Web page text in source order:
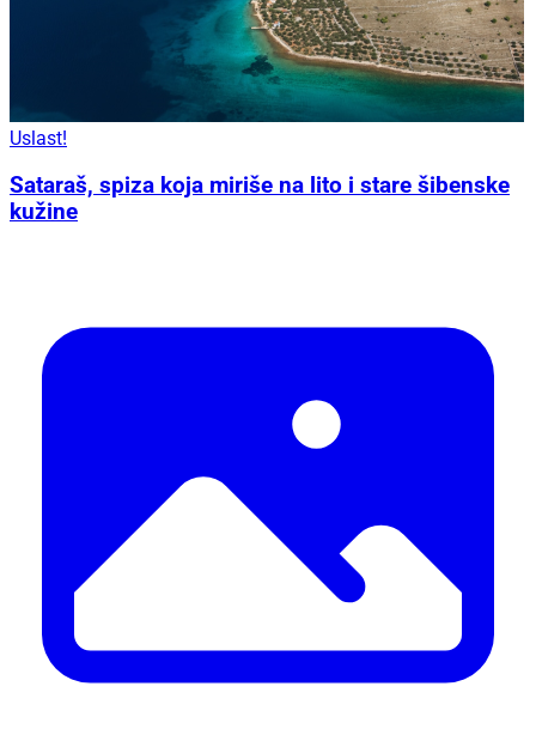
Uslast!
Sataraš, spiza koja miriše na lito i stare šibenske
kužine